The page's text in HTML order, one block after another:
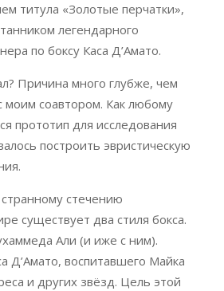
титула «Золотые перчатки»,
легендарного
по боксу Каса Д’Амато.
Причина много глубже, чем
моим соавтором. Как любому
прототип для исследования
построить эвристическую
стечению
существует два стиля бокса.
Али (и иже с ним).
Д’Амато, воспитавшего Майка
и других звёзд. Цель этой